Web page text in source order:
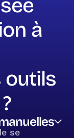
à
outils
se